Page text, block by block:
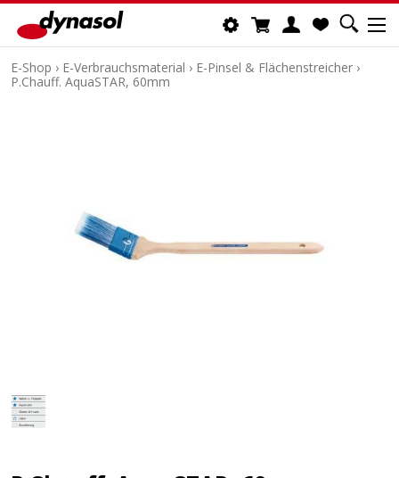
E-Shop › E-Verbrauchsmaterial › E-Pinsel & Flächenstreicher ›
P.Chauff. AquaSTAR, 60mm